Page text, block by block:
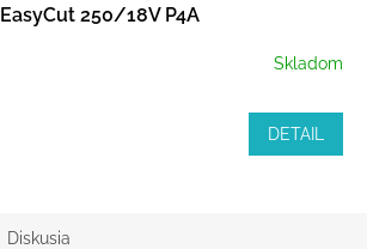
EasyCut 250/18V P4A
Skladom
DETAIL
Diskusia